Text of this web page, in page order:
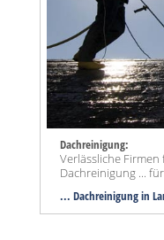
Dachreinigung:
Verlässliche
Dachreinigung ...
... Dachreinigung in